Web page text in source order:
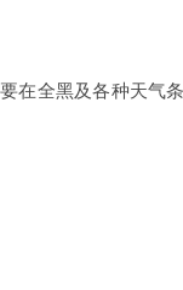
在全黑及各种天气